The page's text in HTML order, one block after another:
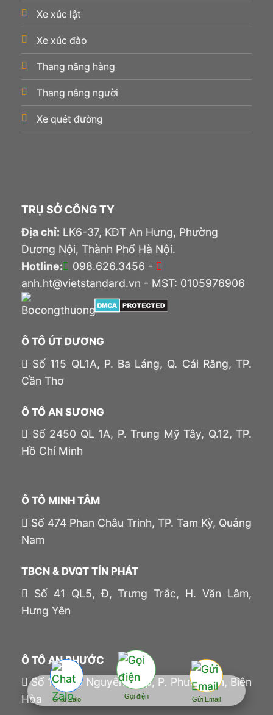
Xe xúc lật
Xe xúc đào
Thang nâng hàng
Thang nâng người
Xe quét đường
TRỤ SỞ CÔNG TY
Địa chỉ: LK6-37, KĐT An Hưng, Phường
Dương Nội, Thành Phố Hà Nội.
Hotline:
098.626.3456 -
anh.ht@vietstandard.vn - MST: 0105976906
Ô TÔ ÚT DƯƠNG
Số 115 QL1A, P. Ba Láng, Q. Cái Răng, TP.
Cần Thơ
Ô TÔ AN SƯƠNG
Số 2450 QL 1A, P. Trung Mỹ Tây, Q.12, TP.
Hồ Chí Minh
Ô TÔ MINH TÂM
Số 474 Phan Châu Trinh, TP. Tam Kỳ, Quảng
Nam
TBCN & DVQT TÍN PHÁT
Số 41 QL5, Đ, Trưng Trắc, H. Văn Lâm,
Hưng Yên
Ô TÔ AN PHƯỚC
Số 100 Võ Nguyên Giáp, P. Phước Tân, Biên
Hòa
Chat Zalo Gọi điện Gửi Email